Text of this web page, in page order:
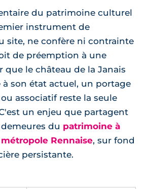
du patrimoine culturel
instrument de
site, ne confère ni contrainte
de préemption à une
que le château de la Janais
à son état actuel, un portage
associatif reste la seule
un enjeu que partagent
du patrimoine à
Rennaise, sur fond
persistante.